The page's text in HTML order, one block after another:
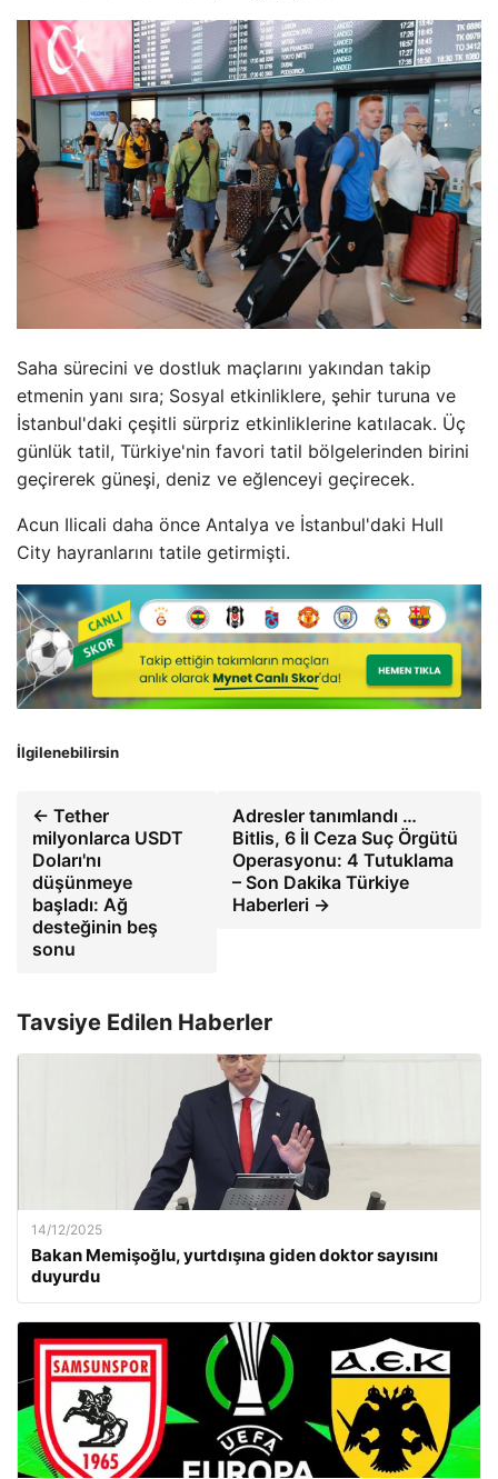
Saha sürecini ve dostluk maçlarını yakından takip
etmenin yanı sıra; Sosyal etkinliklere, şehir turuna ve
İstanbul'daki çeşitli sürpriz etkinliklerine katılacak. Üç
günlük tatil, Türkiye'nin favori tatil bölgelerinden birini
geçirerek güneşi, deniz ve eğlenceyi geçirecek.
Acun Ilicali daha önce Antalya ve İstanbul'daki Hull
City hayranlarını tatile getirmişti.
İlgilenebilirsin
← Tether
milyonlarca USDT
Doları'nı
düşünmeye
başladı: Ağ
desteğinin beş
sonu
Adresler tanımlandı …
Bitlis, 6 İl Ceza Suç Örgütü
Operasyonu: 4 Tutuklama
– Son Dakika Türkiye
Haberleri →
Tavsiye Edilen Haberler
14/12/2025
Bakan Memişoğlu, yurtdışına giden doktor sayısını
duyurdu